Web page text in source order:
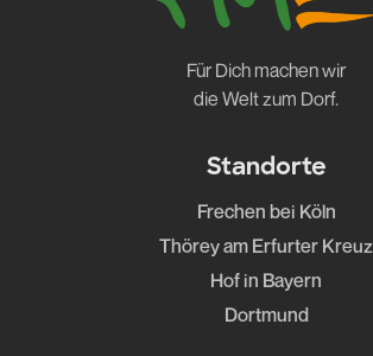
Für Dich machen wir
die Welt zum Dorf.
Standorte
Frechen bei Köln
Thörey am Erfurter Kreuz
Hof in Bayern
Dortmund